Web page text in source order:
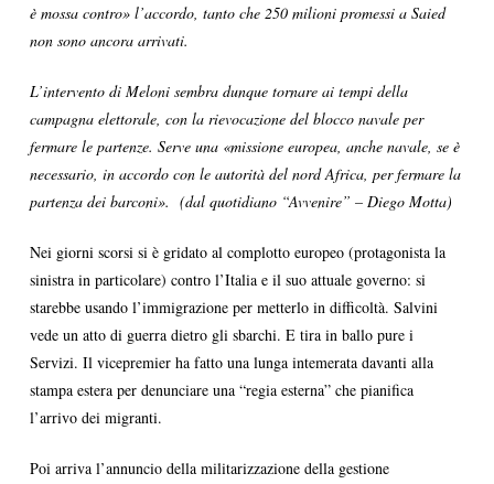
è mossa contro» l’accordo, tanto che 250 milioni promessi a Saied
non sono ancora arrivati.
L’intervento di Meloni sembra dunque tornare ai tempi della
campagna elettorale, con la rievocazione del blocco navale per
fermare le partenze. Serve una «missione europea, anche navale, se è
necessario, in accordo con le autorità del nord Africa, per fermare la
partenza dei barconi». (dal quotidiano “Avvenire” – Diego Motta)
Nei giorni scorsi si è gridato al complotto europeo (protagonista la
sinistra in particolare) contro l’Italia e il suo attuale governo: si
starebbe usando l’immigrazione per metterlo in difficoltà. Salvini
vede un atto di guerra dietro gli sbarchi. E tira in ballo pure i
Servizi. Il vicepremier ha fatto una lunga intemerata davanti alla
stampa estera per denunciare una “regia esterna” che pianifica
l’arrivo dei migranti.
Poi arriva l’annuncio della militarizzazione della gestione